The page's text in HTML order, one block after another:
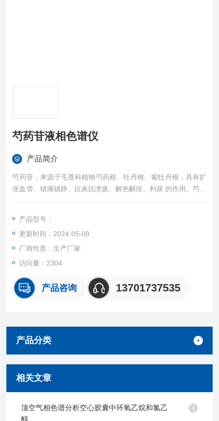
芍药苷液相色谱仪
产品简介
芍药苷，来源于毛莨科植物芍药根、牡丹根、紫牡丹根，具有扩
张血管、镇痛镇静、抗炎抗溃疡、解热解痉、利尿 的作用。芍药
苷液相色谱仪
产品型号：
更新时间：2024-05-09
厂商性质：生产厂家
访问量：2304
产品咨询 13701737535
产品分类
相关文章
顶空气相色谱分析空心胶囊中环氧乙烷和氯乙
醇